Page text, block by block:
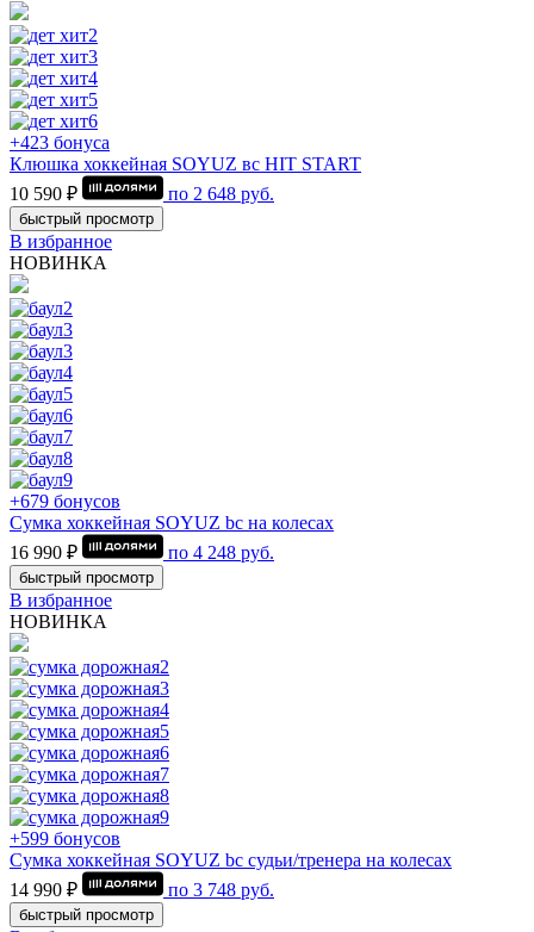
+423 бонуса
Клюшка хоккейная SOYUZ вс HIT START
10 590 ₽
по 2 648 руб.
быстрый просмотр
В избранное
НОВИНКА
+679 бонусов
Сумка хоккейная SOYUZ bc на колесах
16 990 ₽
по 4 248 руб.
быстрый просмотр
В избранное
НОВИНКА
+599 бонусов
Сумка хоккейная SOYUZ bc судьи/тренера на колесах
14 990 ₽
по 3 748 руб.
быстрый просмотр